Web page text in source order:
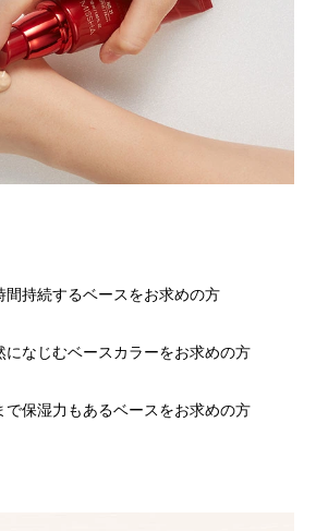
間持続するベースをお求めの方
になじむベースカラーをお求めの方
で保湿力もあるベースをお求めの方